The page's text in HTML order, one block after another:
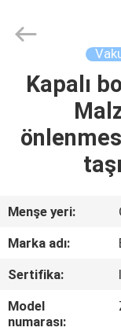
ÜRÜN:%
VR
GÖSTERISI
Reserved.Kapalı
Menşe yeri:
Marka adı:
Sertifika:
Model
numarası: